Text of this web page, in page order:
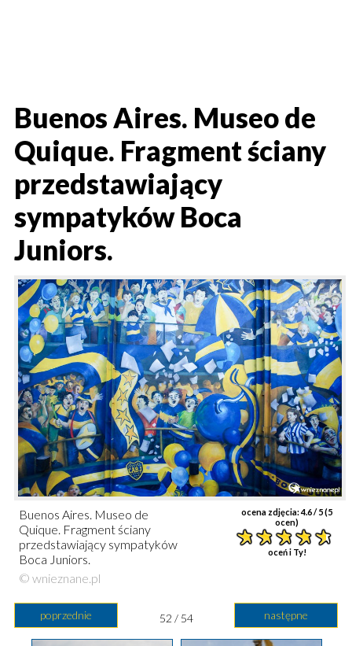
Buenos Aires. Museo de
Quique. Fragment ściany
przedstawiający
sympatyków Boca
Juniors.
ocena zdjęcia:4.6/ 5 (5
ocen)
oceń i Ty!
Buenos Aires. Museo de
Quique. Fragment ściany
przedstawiający sympatyków
Boca Juniors.
© wnieznane.pl
poprzednie następne
52 / 54